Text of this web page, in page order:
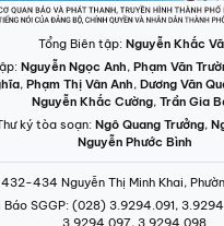
Tổng Biên tập: Nguyễn Khắc
Nguyễn Ngọc Anh, Phạm Văn
, Phạm Thị Vân Anh, Dương Văn
Nguyễn Khắc Cường, Trần Gia
ký tòa soạn: Ngô Quang Trưởng,
Nguyễn Phước Bình
432-434 Nguyễn Thị Minh Khai,
SGGP: (028) 3.9294.091,
3.9294.097, 3.9294.098